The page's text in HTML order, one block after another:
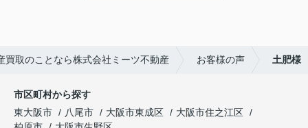
買取のことなら株式会社ミーツ不動産 お客様の声 土肥様
市区町村から探す
東大阪市
八尾市 大阪市東成区
大阪市住之江区